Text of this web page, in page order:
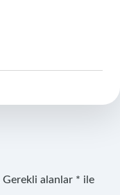
Gerekli alanlar * ile